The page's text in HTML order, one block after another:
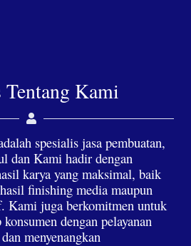
Tentang Kami
spesialis jasa pembuatan,
dan Kami hadir dengan
karya yang maksimal, baik
finishing media maupun
Kami juga berkomitmen untuk
dengan pelayanan
menyenangkan